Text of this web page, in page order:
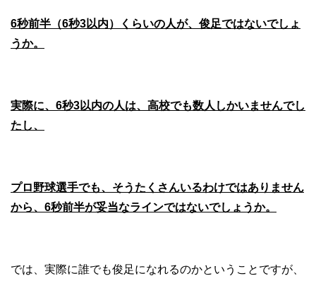
6秒前半（6秒3以内）くらいの人が、俊足ではないでしょ
うか。
実際に、6秒3以内の人は、高校でも数人しかいませんでし
たし、
プロ野球選手でも、そうたくさんいるわけではありません
から、6秒前半が妥当なラインではないでしょうか。
では、実際に誰でも俊足になれるのかということですが、